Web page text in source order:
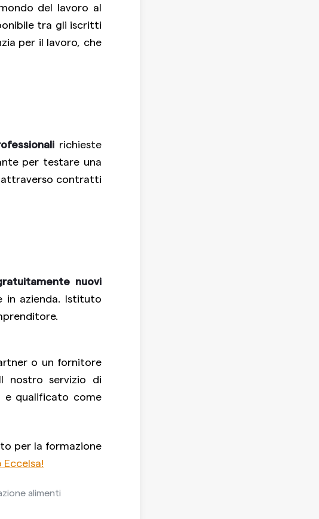
del lavoro al
tra gli iscritti
per il lavoro, che
richieste
per testare una
attraverso contratti
nuovi
in azienda. Istituto
o un fornitore
nostro servizio di
qualificato come
per la formazione
alimenti